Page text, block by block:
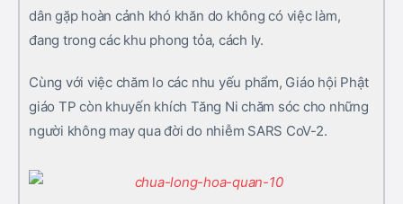
dân gặp hoàn cảnh khó khăn do không có việc làm,
đang trong các khu phong tỏa, cách ly.
Cùng với việc chăm lo các nhu yếu phẩm, Giáo hội Phật
giáo TP còn khuyến khích Tăng Ni chăm sóc cho những
người không may qua đời do nhiễm SARS CoV-2.